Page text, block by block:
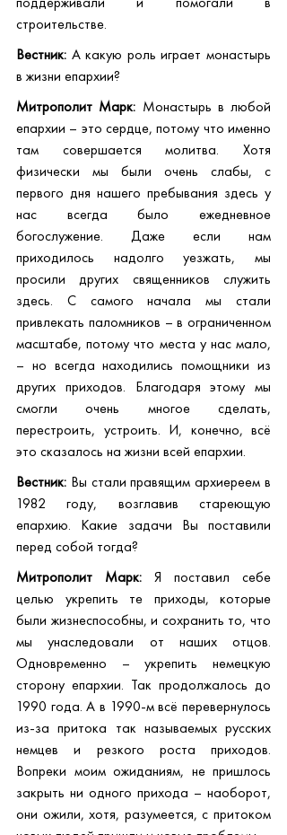
строительстве.
Вестник: А какую роль играет монастырь
в жизни епархии?
Митрополит Марк: Монастырь в любой
епархии – это сердце, потому что именно
там совершается молитва. Хотя
физически мы были очень слабы, с
первого дня нашего пребывания здесь у
нас всегда было ежедневное
богослужение. Даже если нам
приходилось надолго уезжать, мы
просили других священников служить
здесь. С самого начала мы стали
привлекать паломников – в ограниченном
масштабе, потому что места у нас мало,
– но всегда находились помощники из
других приходов. Благодаря этому мы
смогли очень многое сделать,
перестроить, устроить. И, конечно, всё
это сказалось на жизни всей епархии.
Вестник: Вы стали правящим архиереем в
1982 году, возглавив стареющую
епархию. Какие задачи Вы поставили
перед собой тогда?
Митрополит Марк: Я поставил себе
целью укрепить те приходы, которые
были жизнеспособны, и сохранить то, что
мы унаследовали от наших отцов.
Одновременно – укрепить немецкую
сторону епархии. Так продолжалось до
1990 года. А в 1990-м всё перевернулось
из-за притока так называемых русских
немцев и резкого роста приходов.
Вопреки моим ожиданиям, не пришлось
закрыть ни одного прихода – наоборот,
они ожили, хотя, разумеется, с притоком